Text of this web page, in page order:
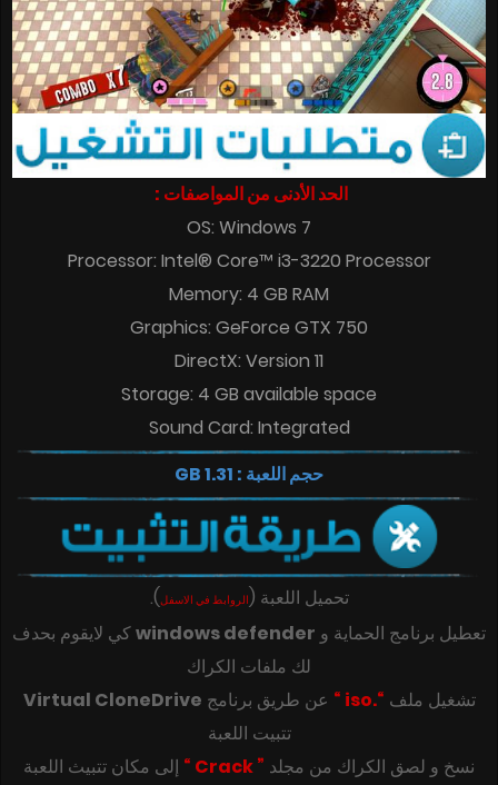
الحد الأدنى من المواصفات :
OS: Windows 7
Processor: Intel® Core™ i3-3220 Processor
Memory: 4 GB RAM
Graphics: GeForce GTX 750
DirectX: Version 11
Storage: 4 GB available space
Sound Card: Integrated
حجم اللعبة : 1.31 GB
تحميل اللعبة (الروابط في الاسفل)
.
تعطيل برنامج الحماية و windows defenderكي لايقوم بحدف
لك ملفات الكراك
تشغيل ملف “.iso “ عن طريق برنامج Virtual CloneDrive
تتبيت اللعبة
‎‫نسخ و لصق الكراك من مجلد ” Crack “